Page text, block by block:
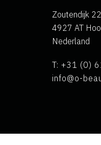
Zoutendijk 22
4927 AT
Nederland
T: +31 (0)
info@o-